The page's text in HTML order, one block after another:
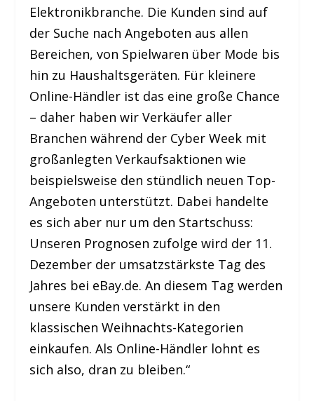
Elektronikbranche. Die Kunden sind auf
der Suche nach Angeboten aus allen
Bereichen, von Spielwaren über Mode bis
hin zu Haushaltsgeräten. Für kleinere
Online-Händler ist das eine große Chance
– daher haben wir Verkäufer aller
Branchen während der Cyber Week mit
großanlegten Verkaufsaktionen wie
beispielsweise den stündlich neuen Top-
Angeboten unterstützt. Dabei handelte
es sich aber nur um den Startschuss:
Unseren Prognosen zufolge wird der 11.
Dezember der umsatzstärkste Tag des
Jahres bei eBay.de. An diesem Tag werden
unsere Kunden verstärkt in den
klassischen Weihnachts-Kategorien
einkaufen. Als Online-Händler lohnt es
sich also, dran zu bleiben.“